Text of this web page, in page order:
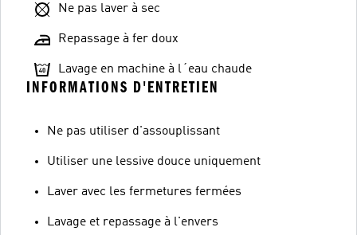
Ne pas laver à sec
Repassage à fer doux
Lavage en machine à l´eau chaude
INFORMATIONS D'ENTRETIEN
Ne pas utiliser d'assouplissant
Utiliser une lessive douce uniquement
Laver avec les fermetures fermées
Lavage et repassage à l'envers